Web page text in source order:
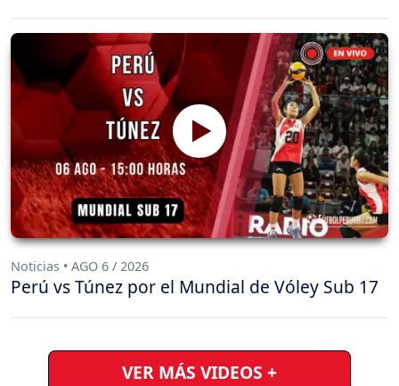
Noticias • AGO 6 / 2026
Perú vs Túnez por el Mundial de Vóley Sub 17
VER MÁS VIDEOS +